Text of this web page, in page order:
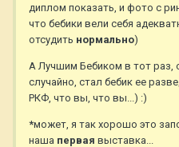
диплом показать, и фото с
что бебики вели себя
отсудить нормально)
А Лучшим Бебиком в тот раз,
случайно, стал бебик ее
РКФ, что вы, что вы...) :)
*может, я так хорошо это
наша первая выставка...